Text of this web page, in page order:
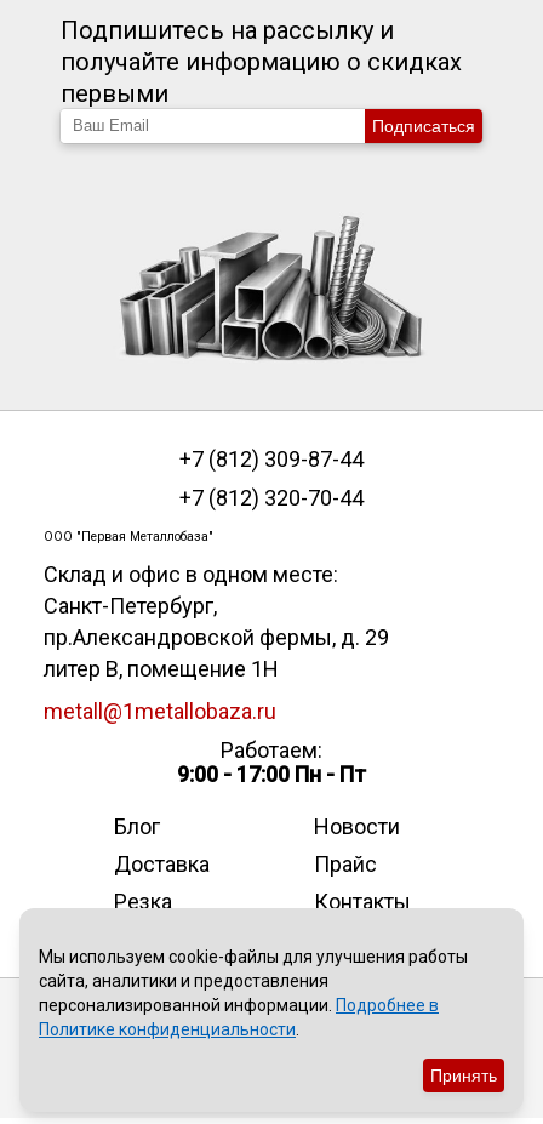
Подпишитесь на рассылку и
получайте информацию о скидках
первыми
Подписаться
+7 (812) 309-87-44
+7 (812) 320-70-44
ООО "Первая Металлобаза"
Склад и офис в одном месте:
Санкт-Петербург,
пр.Александровской фермы, д. 29
литер В, помещение 1Н
metall@1metallobaza.ru
Работаем:
9:00 - 17:00 Пн - Пт
Блог
Новости
Доставка
Прайс
Резка
Контакты
Публичная оферта
Мы используем cookie-файлы для улучшения работы
сайта, аналитики и предоставления
персонализированной информации. Подробнее в
Политике конфиденциальности
Принять